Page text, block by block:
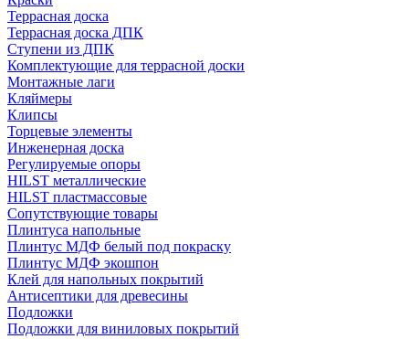
Террасная доска
Террасная доска ДПК
Ступени из ДПК
Комплектующие для террасной доски
Монтажные лаги
Кляймеры
Клипсы
Торцевые элементы
Инженерная доска
Регулируемые опоры
HILST металлические
HILST пластмассовые
Сопутствующие товары
Плинтуса напольные
Плинтус МДФ белый под покраску
Плинтус МДФ экошпон
Клей для напольных покрытий
Антисептики для древесины
Подложки
Подложки для виниловых покрытий